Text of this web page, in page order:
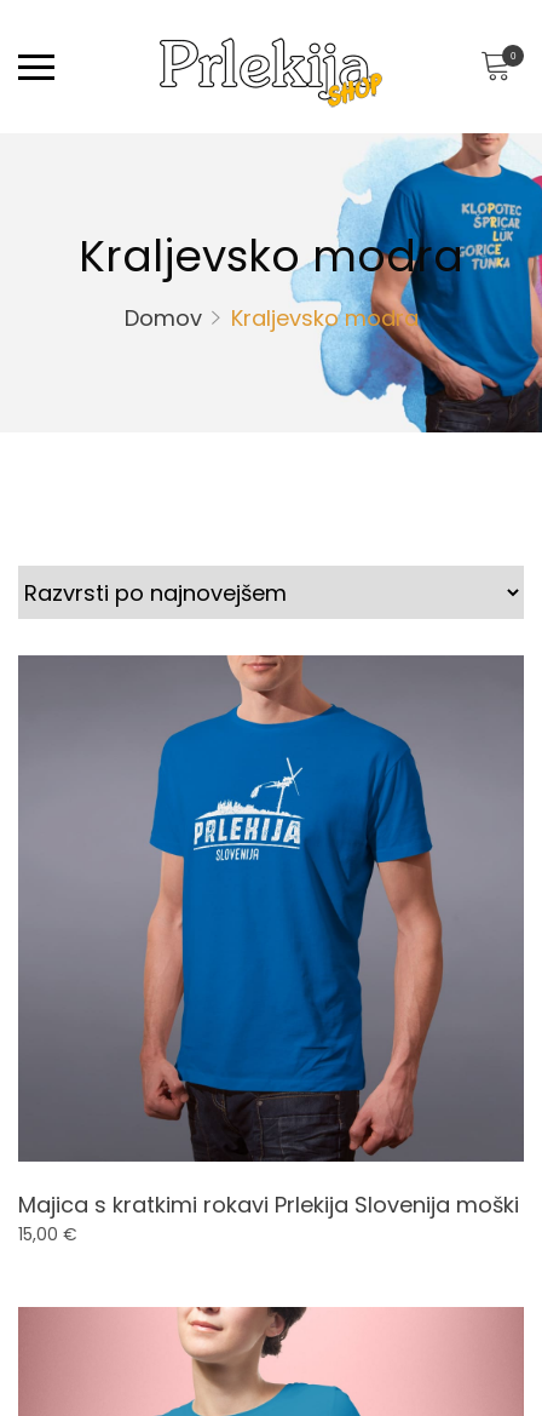
0
Kraljevsko modra
Domov Kraljevsko modra
Majica s kratkimi rokavi Prlekija Slovenija moški
15,00 €